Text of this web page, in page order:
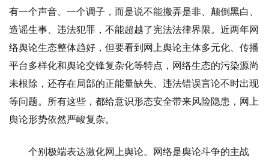
有一个声音、一个调子，而是说不能搬弄是非、颠倒黑白、
造谣生事、违法犯罪，不能超越了宪法法律界限。近两年网
络舆论生态整体趋好，但要看到网上舆论主体多元化、传播
平台多样化和舆论交锋复杂化等特点，网络生态的污染源尚
未根除，还存在局部的正能量缺失、违法错误言论不时出现
等问题。所有这些，都给意识形态安全带来风险隐患，网上
舆论形势依然严峻复杂。
个别极端表达激化网上舆论。网络是舆论斗争的主战